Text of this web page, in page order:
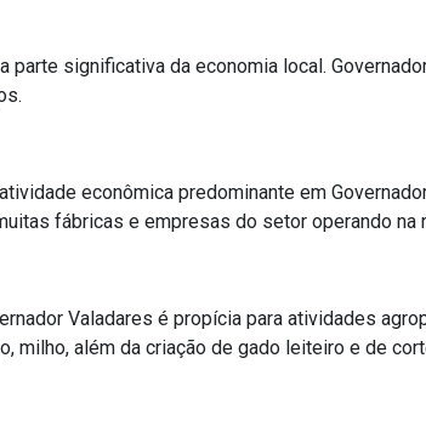
parte significativa da economia local.
econômica predominante em
fábricas e empresas do setor operando na
Valadares é propícia para atividades
milho, além da criação de gado leiteiro e de